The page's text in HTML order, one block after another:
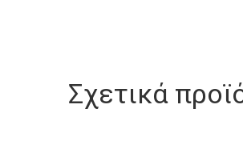
Σχετικά